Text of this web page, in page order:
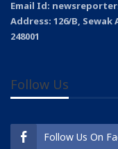
Email Id:
Address: 126/B,
248001
Follow Us
Follow Us On